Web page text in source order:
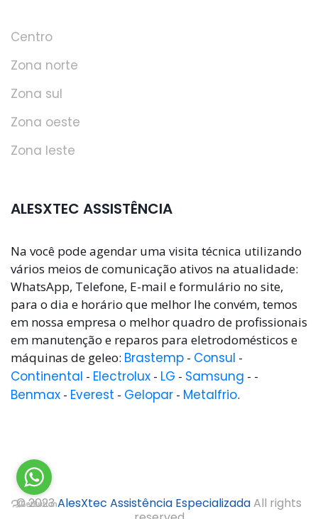
Centro
Zona norte
Zona sul
Zona oeste
Zona leste
ALESXTEC ASSISTÊNCIA
Na você pode agendar uma visita técnica utilizando
vários meios de comunicação ativos na atualidade:
WhatsApp, Telefone, E-mail e formulário no site,
para o dia e horário que melhor lhe convém, temos
em nossa empresa o melhor quadro de profissionais
em manutenção e reparos para eletrodomésticos e
máquinas de geleo: Brastemp - Consul -
Continental - Electrolux - LG - Samsung - -
Benmax - Everest - Gelopar - Metalfrio.
© 2023AlesXtec Assistência EspecializadaAll rights